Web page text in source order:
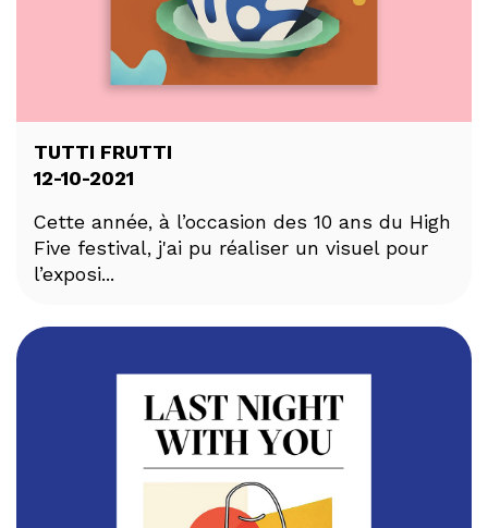
TUTTI FRUTTI
12-10-2021
Cette année, à l’occasion des 10 ans du High
Five festival, j'ai pu réaliser un visuel pour
l’exposi...